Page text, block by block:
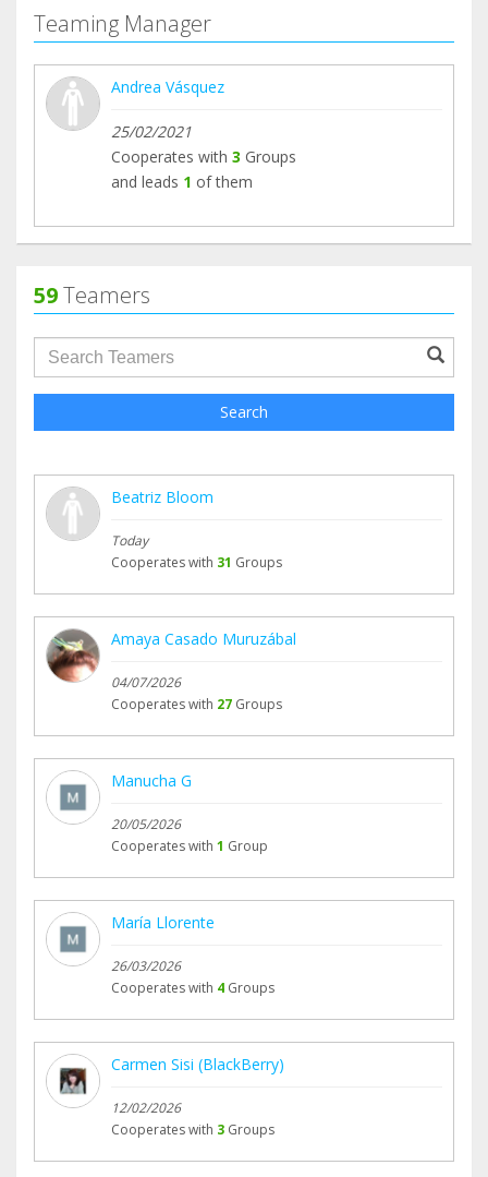
Teaming Manager
Andrea Vásquez
25/02/2021
Cooperates with 3 Groups
and leads 1 of them
59Teamers
groupProfile.searchForm.search.text???
Search
Beatriz Bloom
Today
Cooperates with 31 Groups
Amaya Casado Muruzábal
04/07/2026
Cooperates with 27 Groups
Manucha G
20/05/2026
Cooperates with 1 Group
María Llorente
26/03/2026
Cooperates with 4 Groups
Carmen Sisi (BlackBerry)
12/02/2026
Cooperates with 3 Groups